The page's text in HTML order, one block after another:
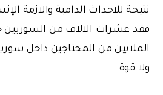
نتيجة للاحداث الدامية والازمة
فقد عشرات الالاف من
الملايين من المحتاجين داخل
ولا قوة